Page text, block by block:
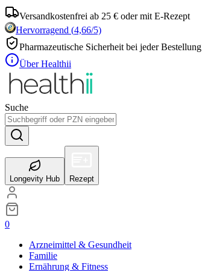
Versandkostenfrei ab 25 € oder mit E-Rezept
Hervorragend (4,66/5)
Pharmazeutische Sicherheit bei jeder Bestellung
Über Healthii
Suche
Longevity Hub Rezept
0
Arzneimittel & Gesundheit
Familie
Ernährung & Fitness